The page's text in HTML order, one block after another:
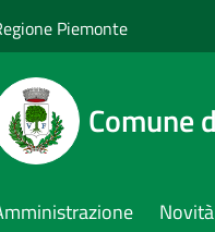
Piemonte
Comune
Novità